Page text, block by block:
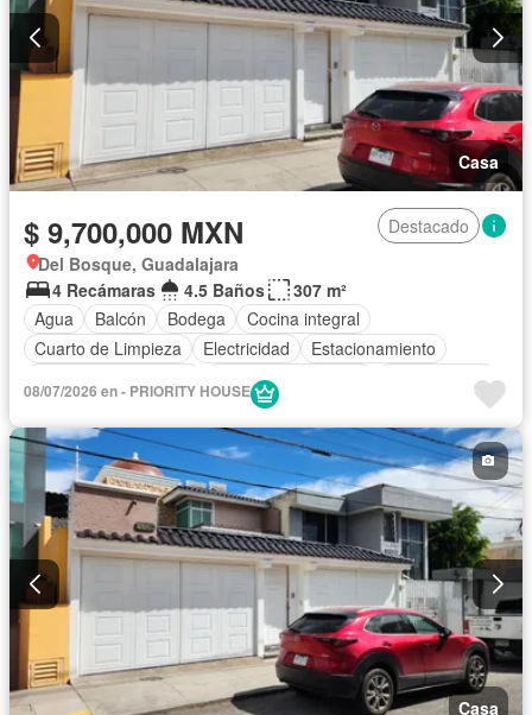
Casa
$ 9,700,000 MXN
Destacado
Del Bosque, Guadalajara
4 Recámaras
4.5 Baños
307 m²
Agua
Balcón Bodega
Cocina integral
Cuarto de Limpieza
Electricidad
Estacionamiento
Televisión por cable Sin amueblar
08/07/2026 en - PRIORITY HOUSE
Casa